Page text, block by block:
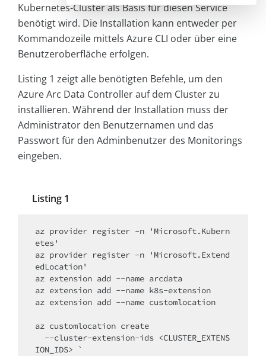
Kubernetes-Cluster als Basis für diesen Service
benötigt wird. Die Installation kann entweder per
Kommandozeile mittels Azure CLI oder über eine
Benutzeroberfläche erfolgen.
Listing 1 zeigt alle benötigten Befehle, um den
Azure Arc Data Controller auf dem Cluster zu
installieren. Während der Installation muss der
Administrator den Benutzernamen und das
Passwort für den Adminbenutzer des Monitorings
eingeben.
Listing 1
az provider register -n 'Microsoft.Kubern
etes'
az provider register -n 'Microsoft.Extend
edLocation'
az extension add --name arcdata
az extension add --name k8s-extension
az extension add --name customlocation
az customlocation create
ION_IDS> `